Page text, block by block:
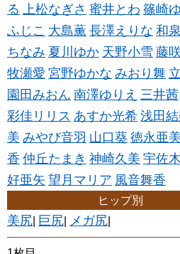
る 上松なぎさ 蜜井とわ 篠崎
ふじこ 大島薫 長澤えりな 和
ちなみ 夏川ゆか 天野小雪 藤
牧瀬愛 宮野ゆかな みおり舞
園田みおん 南澤ゆりえ 三井茜
彩佳リリス あすか光希 浅田
美 みやび音羽 山口葵 徳永亜美
香 仲丘たまき 神崎久美 宇佐
好亜矢 望月マリア 風音舞香
ヒップ別
美尻 巨尻 メガ尻